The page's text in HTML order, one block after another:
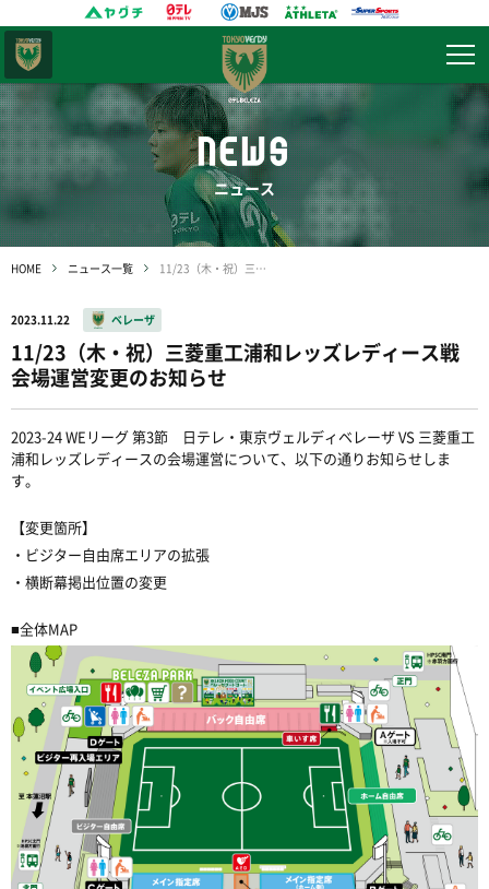
NEWS
ニュース
HOME ニュース一覧 11/23（木・祝）三菱重工浦和レッズレディース戦 会場運営変更のお知らせ
2023.11.22 ベレーザ
11/23（木・祝）三菱重工浦和レッズレディース戦
会場運営変更のお知らせ
2023-24 WEリーグ 第3節 日テレ・東京ヴェルディベレーザ VS 三菱重工
浦和レッズレディースの会場運営について、以下の通りお知らせしま
す。
【変更箇所】
・ビジター自由席エリアの拡張
・横断幕掲出位置の変更
■全体MAP